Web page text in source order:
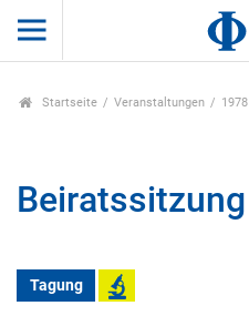
Startseite Veranstaltungen 1978
Beiratssitzung
Tagung